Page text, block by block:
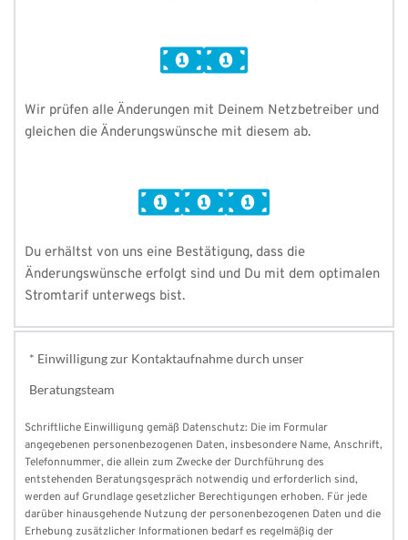
Wir prüfen alle Änderungen mit Deinem Netzbetreiber und
gleichen die Änderungswünsche mit diesem ab.
Du erhältst von uns eine Bestätigung, dass die
Änderungswünsche erfolgt sind und Du mit dem optimalen
Stromtarif unterwegs bist.
* Einwilligung zur Kontaktaufnahme durch unser
Beratungsteam
Schriftliche Einwilligung gemäß Datenschutz: Die im Formular
angegebenen personenbezogenen Daten, insbesondere Name, Anschrift,
Telefonnummer, die allein zum Zwecke der Durchführung des
entstehenden Beratungsgespräch notwendig und erforderlich sind,
werden auf Grundlage gesetzlicher Berechtigungen erhoben. Für jede
darüber hinausgehende Nutzung der personenbezogenen Daten und die
Erhebung zusätzlicher Informationen bedarf es regelmäßig der